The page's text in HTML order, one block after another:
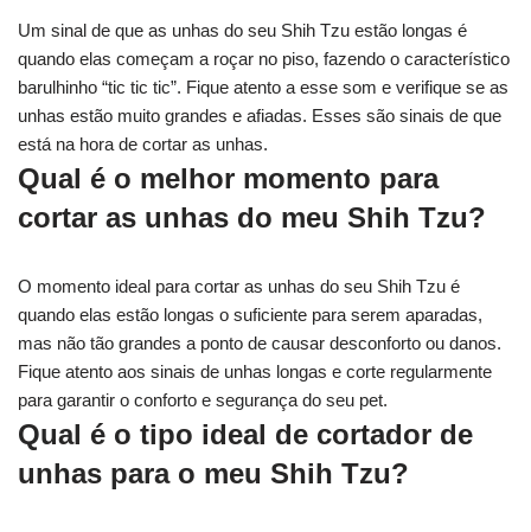
Um sinal de que as unhas do seu Shih Tzu estão longas é
quando elas começam a roçar no piso, fazendo o característico
barulhinho “tic tic tic”. Fique atento a esse som e verifique se as
unhas estão muito grandes e afiadas. Esses são sinais de que
está na hora de cortar as unhas.
Qual é o melhor momento para
cortar as unhas do meu Shih Tzu?
O momento ideal para cortar as unhas do seu Shih Tzu é
quando elas estão longas o suficiente para serem aparadas,
mas não tão grandes a ponto de causar desconforto ou danos.
Fique atento aos sinais de unhas longas e corte regularmente
para garantir o conforto e segurança do seu pet.
Qual é o tipo ideal de cortador de
unhas para o meu Shih Tzu?